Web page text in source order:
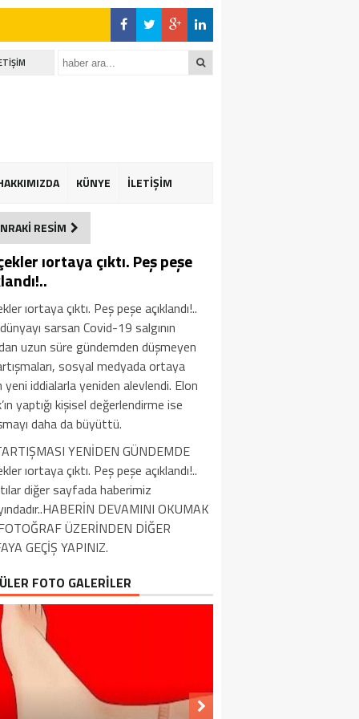
KÜNYE İLETİŞİM
RESİM
ıortaya çıktı. Peş peşe
ıortaya çıktı. Peş peşe açıklandı!..
sarsan Covid-19 salgının
uzun süre gündemden düşmeyen
sosyal medyada ortaya
yeni iddialarla yeniden alevlendi. Elon
yaptığı kişisel değerlendirme ise
daha da büyüttü.
YENİDEN GÜNDEMDE
ıortaya çıktı. Peş peşe açıklandı!..
diğer sayfada haberimiz
DEVAMINI OKUMAK
ÜZERİNDEN DİĞER
GEÇİŞ YAPINIZ.
FOTO GALERİLER